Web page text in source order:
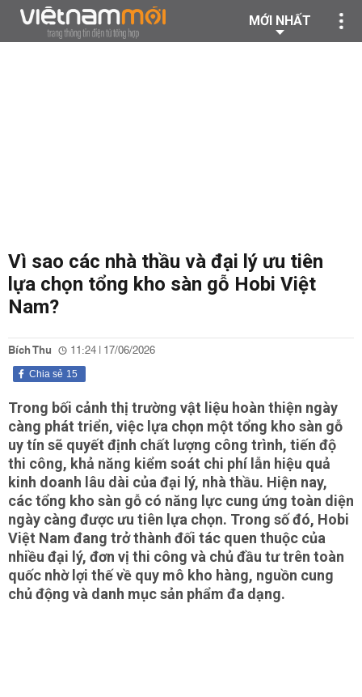
MỚI NHẤT
Vì sao các nhà thầu và đại lý ưu tiên
lựa chọn tổng kho sàn gỗ Hobi Việt
Nam?
Bích Thu 11:24 | 17/06/2026
15
Chia sẻ
Trong bối cảnh thị trường vật liệu hoàn thiện ngày
càng phát triển, việc lựa chọn một tổng kho sàn gỗ
uy tín sẽ quyết định chất lượng công trình, tiến độ
thi công, khả năng kiểm soát chi phí lẫn hiệu quả
kinh doanh lâu dài của đại lý, nhà thầu. Hiện nay,
các tổng kho sàn gỗ có năng lực cung ứng toàn diện
ngày càng được ưu tiên lựa chọn. Trong số đó, Hobi
Việt Nam đang trở thành đối tác quen thuộc của
nhiều đại lý, đơn vị thi công và chủ đầu tư trên toàn
quốc nhờ lợi thế về quy mô kho hàng, nguồn cung
chủ động và danh mục sản phẩm đa dạng.